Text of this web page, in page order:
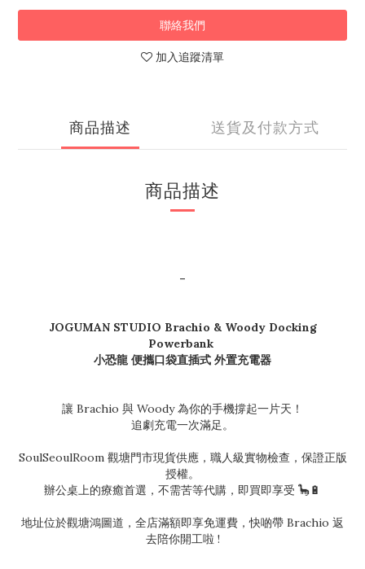
聯絡我們
加入追蹤清單
商品描述 送貨及付款方式
商品描述
-
JOGUMAN STUDIO Brachio & Woody Docking
Powerbank
小恐龍 便攜口袋直插式 外置充電器
讓 Brachio 與 Woody 為你的手機撐起一片天！
追劇充電一次滿足。
SoulSeoulRoom 觀塘門市現貨供應，職人級實物檢查，保證正版
授權。
辦公桌上的療癒首選，不需苦等代購，即買即享受 🦕🔋
地址位於觀塘鴻圖道，全店滿額即享免運費，快啲帶 Brachio 返
去陪你開工啦 !